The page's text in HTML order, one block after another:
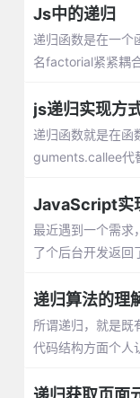
Js中的递归
递归函数是在一个
名factorial紧紧耦
js递归实现方
递归函数就是在函
guments.callee代
JavaScript实
最近遇到一个需求
了个后台开发返回
递归算法的理
所谓递归，就是既
代码结构方面个人